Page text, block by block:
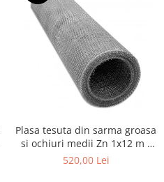
Plasa tesuta din sarma groasa
si ochiuri medii Zn 1x12 m -
4.0x4.0x1.0 mm
520,00 Lei